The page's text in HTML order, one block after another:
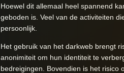
Hoewel dit allemaal heel spannend
geboden is. Veel van de activiteiten
persoonlijk.
Het gebruik van het darkweb brengt
anonimiteit om hun identiteit te
bedreigingen. Bovendien is het risico